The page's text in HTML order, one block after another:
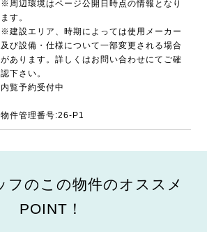
※周辺環境はページ公開日時点の情報となり
ます。
※建設エリア、時期によっては使用メーカー
及び設備・仕様について一部変更される場合
があります。詳しくはお問い合わせにてご確
認下さい。
内覧予約受付中
物件管理番号:26-P1